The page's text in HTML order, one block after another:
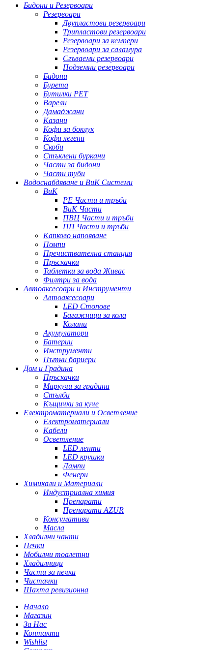
Бидони и Резервоари
Резервоари
Двупластови резервоари
Трипластови резервоари
Резервоари за кемпери
Резервоари за саламура
Сгъваеми резервоари
Подземни резервоари
Бидони
Бурета
Бутилки PET
Варели
Дамаджани
Казани
Кофи за боклук
Кофи легени
Скоби
Стъклени буркани
Части за бидони
Части туби
Водоснабдяване и ВиК Системи
ВиК
PE Части и тръби
ВиК Части
ПВЦ Части и тръби
ПП Части и тръби
Капково напояване
Помпи
Пречиствателна станция
Пръскачки
Таблетки за вода Живас
Филтри за вода
Автоаксесоари и Инструменти
Автоаксесоари
LED Стопове
Багажници за кола
Колани
Акумулатори
Батерии
Инструменти
Пътни бариери
Дом и Градина
Пръскачки
Маркучи за градина
Стълби
Къщички за куче
Електроматериали и Осветление
Електроматериали
Кабели
Осветление
LED ленти
LED крушки
Лампи
Фенери
Химикали и Материали
Индустриална химия
Препарати
Препарати AZUR
Консумативи
Масла
Хладилни чанти
Печки
Мобилни тоалетни
Хладилници
Части за печки
Чистачки
Шахта ревизионна
Начало
Магазин
За Нас
Контакти
Wishlist